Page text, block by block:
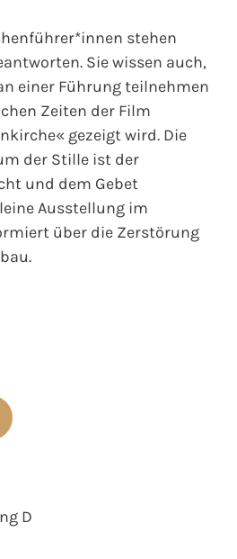
stehen
Sie wissen auch,
einer Führung teilnehmen
Zeiten der Film
gezeigt wird. Die
der Stille ist der
und dem Gebet
Ausstellung im
über die Zerstörung
D